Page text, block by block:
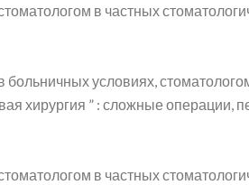
в частных
условиях,
хирургия ” : сложные операции,
в частных